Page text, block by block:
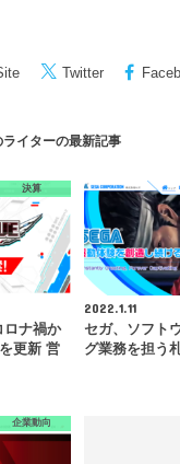
Twitter
ライターの最新記事
決算
ロナ禍か
更新 営
2022.1.11
セガ、ソフト
グ業務を担う
企業動向